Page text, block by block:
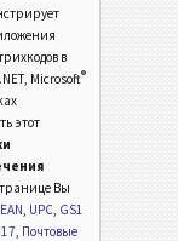
в
Microsoft®
этот
Вы
EAN, UPC, GS1
, Почтовые